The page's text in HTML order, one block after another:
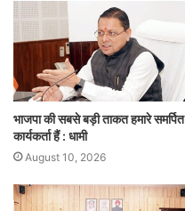
भाजपा की सबसे बड़ी ताकत हमारे समर्पित
कार्यकर्ता हैं : धामी
August 10, 2026